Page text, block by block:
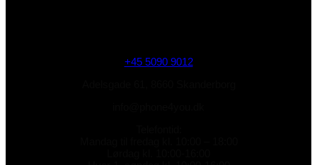
+45 5090 9012